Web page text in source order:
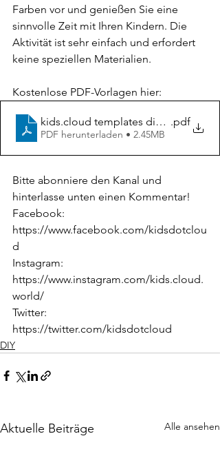
Farben vor und genießen Sie eine
sinnvolle Zeit mit Ihren Kindern. Die
Aktivität ist sehr einfach und erfordert
keine speziellen Materialien.
Kostenlose PDF-Vorlagen hier:
kids.cloud templates dinosaurs A4
.pdf
PDF herunterladen • 2.45MB
Bitte abonniere den Kanal und
hinterlasse unten einen Kommentar!
Facebook:
https://www.facebook.com/kidsdotclou
d
Instagram:
https://www.instagram.com/kids.cloud.
world/
Twitter:
https://twitter.com/kidsdotcloud
DIY
Aktuelle Beiträge Alle ansehen